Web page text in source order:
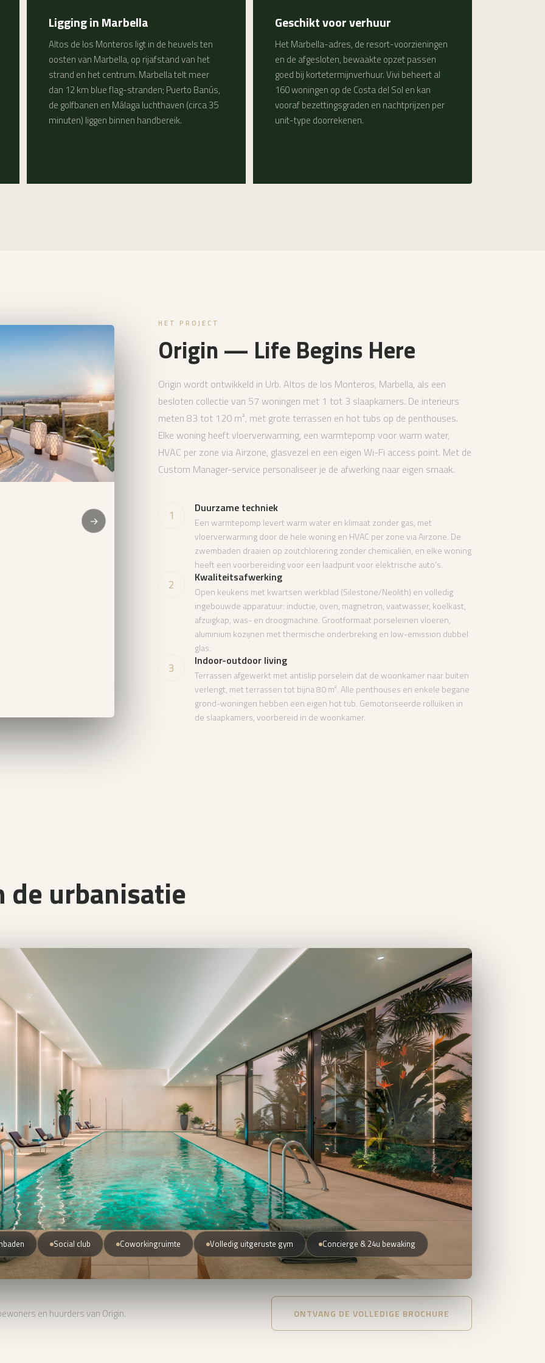
Ligging in Marbella
Altos de los Monteros ligt in de heuvels ten
oosten van Marbella, op rijafstand van het
strand en het centrum. Marbella telt meer
dan 12 km blue flag-stranden; Puerto Banús,
de golfbanen en Málaga luchthaven (circa 35
minuten) liggen binnen handbereik.
Geschikt voor verhuur
Het Marbella-adres, de resort-voorzieningen
en de afgesloten, bewaakte opzet passen
goed bij kortetermijnverhuur. Vivi beheert al
160 woningen op de Costa del Sol en kan
vooraf bezettingsgraden en nachtprijzen per
unit-type doorrekenen.
→
HET PROJECT
Origin — Life Begins Here
Origin wordt ontwikkeld in Urb. Altos de los Monteros, Marbella, als een
besloten collectie van 57 woningen met 1 tot 3 slaapkamers. De interieurs
meten 83 tot 120 m², met grote terrassen en hot tubs op de penthouses.
Elke woning heeft vloerverwarming, een warmtepomp voor warm water,
HVAC per zone via Airzone, glasvezel en een eigen Wi-Fi access point. Met de
Custom Manager-service personaliseer je de afwerking naar eigen smaak.
1 Duurzame techniek
Een warmtepomp levert warm water en klimaat zonder gas, met
vloerverwarming door de hele woning en HVAC per zone via Airzone. De
zwembaden draaien op zoutchlorering zonder chemicaliën, en elke woning
heeft een voorbereiding voor een laadpunt voor elektrische auto's.
2 Kwaliteitsafwerking
Open keukens met kwartsen werkblad (Silestone/Neolith) en volledig
ingebouwde apparatuur: inductie, oven, magnetron, vaatwasser, koelkast,
afzuigkap, was- en droogmachine. Grootformaat porseleinen vloeren,
aluminium kozijnen met thermische onderbreking en low-emission dubbel
glas.
3 Indoor-outdoor living
Terrassen afgewerkt met antislip porselein dat de woonkamer naar buiten
verlengt, met terrassen tot bijna 80 m². Alle penthouses en enkele begane
grond-woningen hebben een eigen hot tub. Gemotoriseerde rolluiken in
de slaapkamers, voorbereid in de woonkamer.
de urbanisatie
Social club Coworkingruimte Volledig uitgeruste gym Concierge & 24u bewaking
en huurders van Origin. ONTVANG DE VOLLEDIGE BROCHURE